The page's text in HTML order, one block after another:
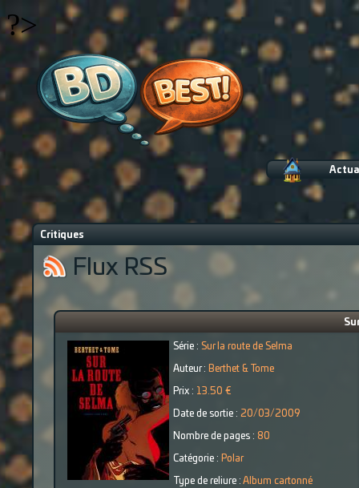
?>
Critiques
Flux RSS
Série : Sur la route de Selma
Auteur : Berthet & Tome
Prix : 13.50 €
Date de sortie : 20/03/2009
Nombre de pages : 80
Catégorie : Polar
Type de reliure : Album cartonné